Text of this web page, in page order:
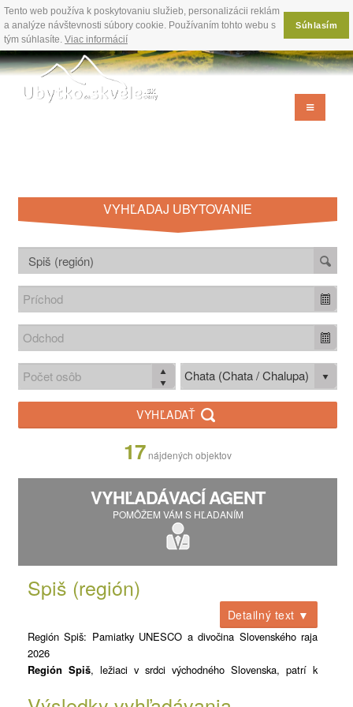
Tento web používa k poskytovaniu služieb, personalizácii reklám
a analýze návštevnosti súbory cookie. Používaním tohto webu s
tým súhlasíte. Viac informácií
Súhlasím
VYHĽADAJ UBYTOVANIE
Chata (Chata / Chalupa)
VYHĽADAŤ
17 nájdených objektov
VYHĽADÁVACÍ AGENT
POMÔŽEM VÁM S HĽADANÍM
Spiš (región)
Detailný text ▼
Región Spiš: Pamiatky UNESCO a divočina Slovenského raja
2026
Región Spiš, ležiaci v srdci východného Slovenska, patrí k
Tento kraj unikátne spája majestátnosť najväčších hradných